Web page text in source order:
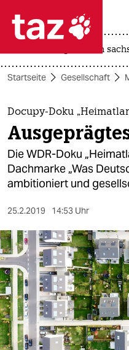
 taz
taz zahl
themen
politik
öko
sport
berlin
nord
wahrheit
landtagswahl in
Startseite Gesellschaft
Docupy-Doku
Die WDR-Doku
Dachmarke „Was
ambitioniert und
25.2.2019 14:53 Uhr